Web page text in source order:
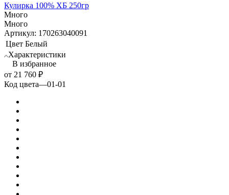
Кулирка 100% ХБ 250гр
Много
Много
Артикул: 170263040091
Цвет Белый
Характеристики
В избранное
от 21 760 ₽
Код цвета—01-01